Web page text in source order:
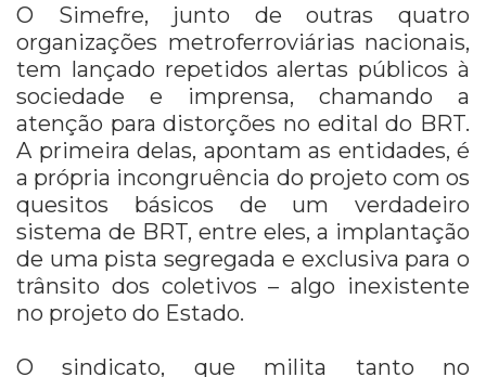
O Simefre, junto de outras quatro
organizações metroferroviárias nacionais,
tem lançado repetidos alertas públicos à
sociedade e imprensa, chamando a
atenção para distorções no edital do BRT.
A primeira delas, apontam as entidades, é
a própria incongruência do projeto com os
quesitos básicos de um verdadeiro
sistema de BRT, entre eles, a implantação
de uma pista segregada e exclusiva para o
trânsito dos coletivos – algo inexistente
no projeto do Estado.
O sindicato, que milita tanto no